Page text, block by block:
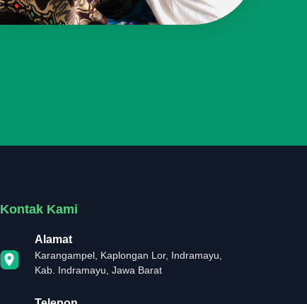
Kontak Kami
Alamat
Karangampel, Kaplongan Lor, Indramayu,
Kab. Indramayu, Jawa Barat